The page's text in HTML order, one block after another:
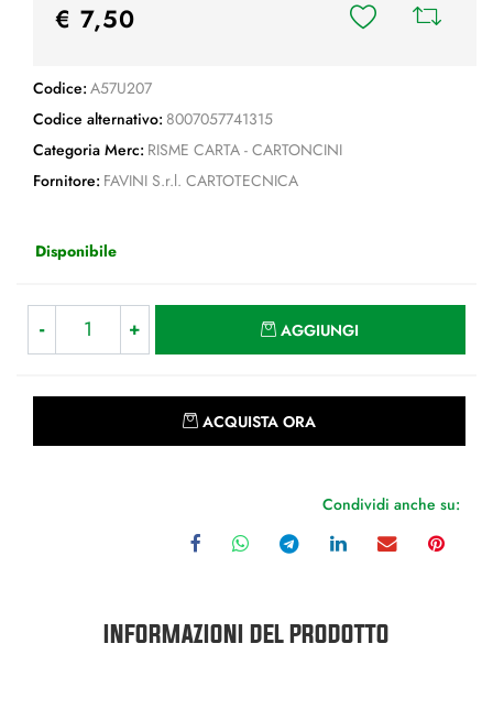
€ 7,50
Codice: A57U207
Codice alternativo: 8007057741315
Categoria Merc: RISME CARTA - CARTONCINI
Fornitore: FAVINI S.r.l. CARTOTECNICA
Disponibile
AGGIUNGI
ACQUISTA ORA
Condividi anche su:
INFORMAZIONI DEL PRODOTTO